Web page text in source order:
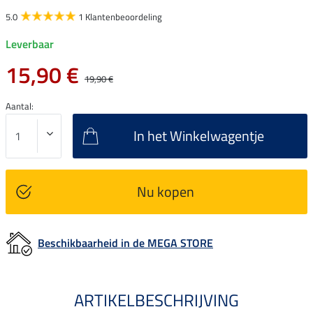
5.0 1 Klantenbeoordeling
Leverbaar
15,90 € 19,90 €
Aantal:
In het Winkelwagentje
Nu kopen
Beschikbaarheid in de MEGA STORE
ARTIKELBESCHRIJVING